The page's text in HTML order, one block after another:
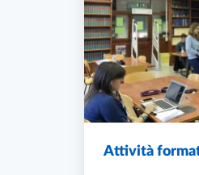
Attività